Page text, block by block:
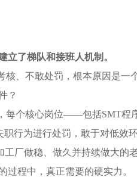
立了梯队和接班人机制。
核、不敢处罚，根本原因是一
？
每个核心岗位——包括SMT程
行为进行处罚，敢于对低效
工厂做稳、做久并持续做大的
过程中，真正需要的硬实力。